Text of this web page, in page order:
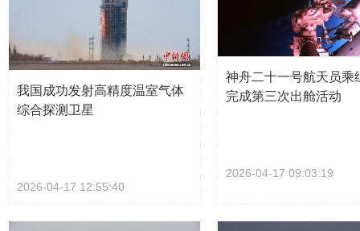
我国成功发射高精度温室气体
综合探测卫星
2026-04-17 12:55:40
神舟二十一号航天员乘
完成第三次出舱活动
2026-04-17 09:03:19